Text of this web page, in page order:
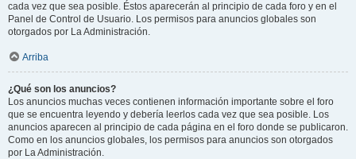
cada vez que sea posible. Éstos aparecerán al principio de cada foro y en el
Panel de Control de Usuario. Los permisos para anuncios globales son
otorgados por La Administración.
Arriba
¿Qué son los anuncios?
Los anuncios muchas veces contienen información importante sobre el foro
que se encuentra leyendo y debería leerlos cada vez que sea posible. Los
anuncios aparecen al principio de cada página en el foro donde se publicaron.
Como en los anuncios globales, los permisos para anuncios son otorgados
por La Administración.